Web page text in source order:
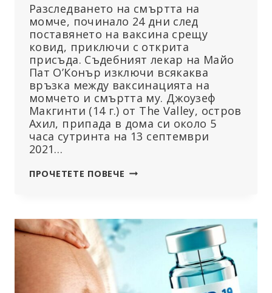
Разследването на смъртта на
момче, починало 24 дни след
поставянето на ваксина срещу
ковид, приключи с открита
присъда. Съдебният лекар на Майо
Пат О’Конър изключи всякаква
връзка между ваксинацията на
момчето и смъртта му. Джоузеф
Макгинти (14 г.) от The Valley, остров
Ахил, припада в дома си около 5
часа сутринта на 13 септември
2021…
ПРОЧЕТЕТЕ ПОВЕЧЕ ОТКРИТА
НА
СМЪРТТА
НА
ТИЙНЕЙДЖЪР